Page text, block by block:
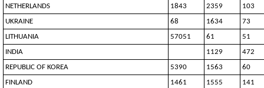
NETHERLANDS
1843 2359
103
UKRAINE
68 1634
73
LITHUANIA
57051 61
51
INDIA
1129
472
REPUBLIC OF KOREA
5390 1563
60
FINLAND
1461 1555
141